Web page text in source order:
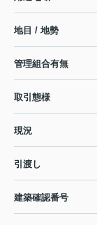
地目 / 地勢
管理組合有無
取引態様
現況
引渡し
建築確認番号